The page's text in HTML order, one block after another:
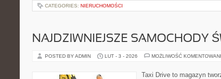
CATEGORIES: NIERUCHOMOŚCI
NAJDZIWNIEJSZE SAMOCHODY
POSTED BY ADMIN LUT - 3 - 2026 MOŻLIWOŚĆ
Taxi Drive to magazyn